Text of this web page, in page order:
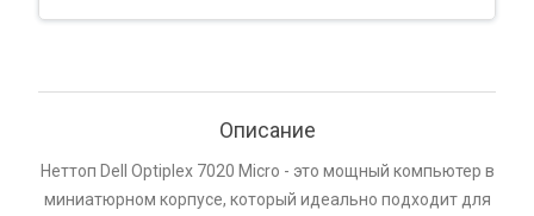
Описание
Неттоп Dell Optiplex 7020 Micro - это мощный компьютер в
миниатюрном корпусе, который идеально подходит для